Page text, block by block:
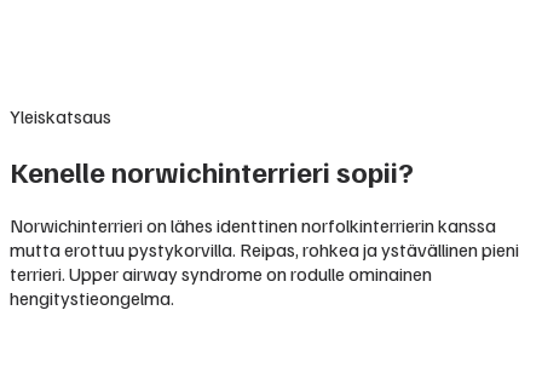
Yleiskatsaus
Kenelle norwichinterrieri sopii?
Norwichinterrieri on lähes identtinen norfolkinterrierin kanssa
mutta erottuu pystykorvilla. Reipas, rohkea ja ystävällinen pieni
terrieri. Upper airway syndrome on rodulle ominainen
hengitystieongelma.